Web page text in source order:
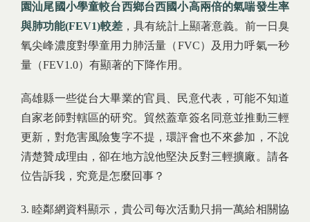
園汕尾國小學童較台西鄉台西國小高兩倍的氣喘發生率
與肺功能(FEV1)較差 ，具有統計上顯著意義。前一日臭
氧尖峰濃度對學童用力肺活量（FVC）及用力呼氣一秒
量（FEV1.0）有顯著的下降作用。
高雄縣一些從台大畢業的官員、民意代表，可能不知道
自家老師對轄區的研究。貿然蓋章簽名同意並推動三輕
更新，對危害風險隻字不提，環評會也不來參加，不說
清楚贊成理由，卻在地方說他堅決反對三輕擴廠。請各
位告訴我，究竟是怎麼回事？
3. 睦鄰網資料顯示，貴公司每次活動只捐一萬給相關協